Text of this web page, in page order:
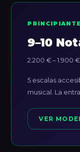
PRINCIPIANTE
9–10
2.200 € – 1.900 €
5 escalas
musical. La
VER